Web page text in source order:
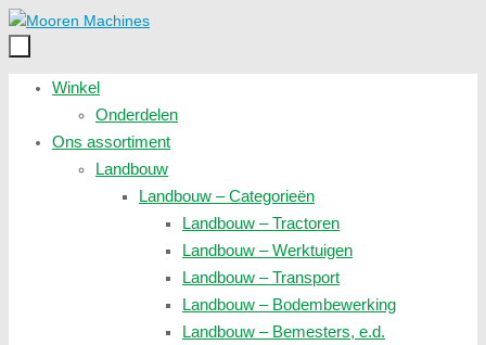
Spring
Spring
inhoud
Winkel
Onderdelen
Ons assortiment
Landbouw
Landbouw – Categorieën
Landbouw – Tractoren
Landbouw – Werktuigen
Landbouw – Transport
Landbouw – Bodembewerking
Landbouw – Bemesters, e.d.